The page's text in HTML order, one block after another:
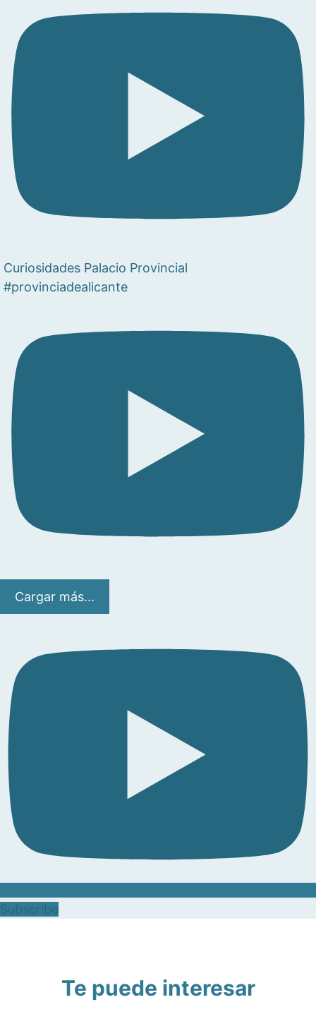
Curiosidades Palacio Provincial
#provinciadealicante
Cargar más...
Te puede interesar